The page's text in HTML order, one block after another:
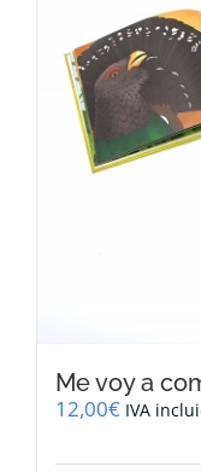
Me voy a
12,00€ IVA